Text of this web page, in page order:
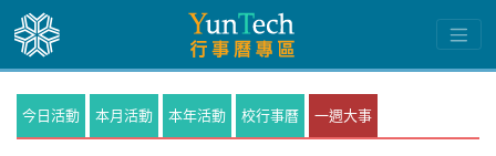
今日活動 本月活動 本年活動 校行事曆 一週大事